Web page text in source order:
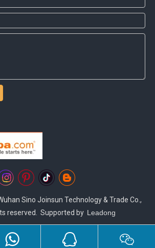
Sino Joinsun Technology & Trade Co.,
reserved. Supported by Leadong